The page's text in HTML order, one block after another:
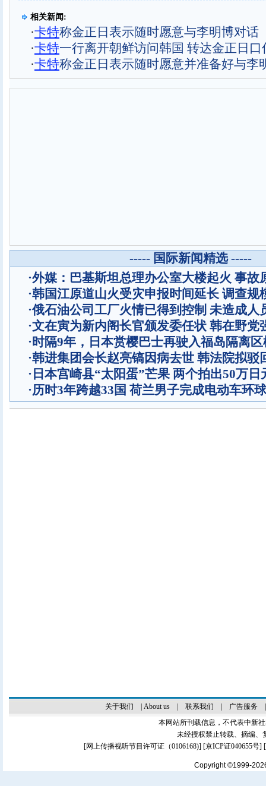
相关新闻:
·卡特称金正日表示随时愿意与李明博对话
·卡特一行离开朝鲜访问韩国 转达金正日口
·卡特称金正日表示随时愿意并准备好与李
----- 国际新闻精选 -----
·外媒：巴基斯坦总理办公室大楼起火 事故
·韩国江原道山火受灾申报时间延长 调查规
·俄石油公司工厂火情已得到控制 未造成人
·文在寅为新内阁长官颁发委任状 韩在野党
·时隔9年，日本赏樱巴士再驶入福岛隔离
·韩进集团会长赵亮镐因病去世 韩法院拟驳
· 日本宫崎县“太阳蛋”芒果 两个拍出50万日
·历时3年跨越33国 荷兰男子完成电动车环
关于我们 About us| 联系我们 广告服务
本网站所刊载信息，不代表中新
未经授权禁止转载、摘编、
[网上传播视听节目许可证（0106168)] [京ICP证040655号]
Copyright ©1999-